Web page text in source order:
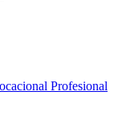
Profesional